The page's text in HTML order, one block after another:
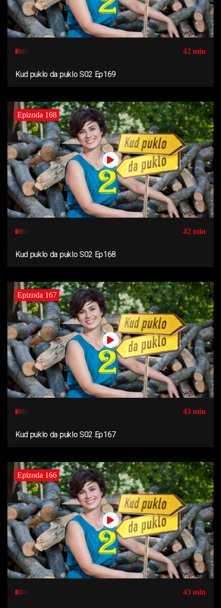
42 min
Kud puklo da puklo S02 Ep169
Epizoda 168
42 min
Kud puklo da puklo S02 Ep168
Epizoda 167
43 min
Kud puklo da puklo S02 Ep167
Epizoda 166
43 min